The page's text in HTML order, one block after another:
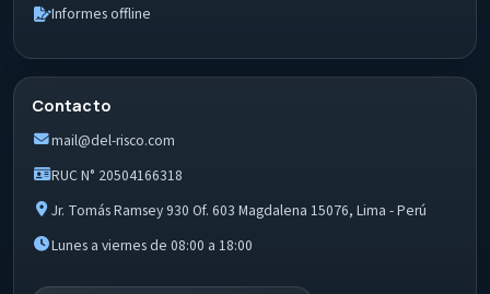
Informes offline
Contacto
mail@del-risco.com
RUC N° 20504166318
Jr. Tomás Ramsey 930 Of. 603 Magdalena 15076, Lima - Perú
Lunes a viernes de 08:00 a 18:00